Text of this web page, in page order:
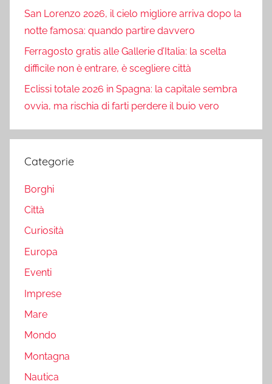
San Lorenzo 2026, il cielo migliore arriva dopo la
notte famosa: quando partire davvero
Ferragosto gratis alle Gallerie d’Italia: la scelta
difficile non è entrare, è scegliere città
Eclissi totale 2026 in Spagna: la capitale sembra
ovvia, ma rischia di farti perdere il buio vero
Categorie
Borghi
Città
Curiosità
Europa
Eventi
Imprese
Mare
Mondo
Montagna
Nautica